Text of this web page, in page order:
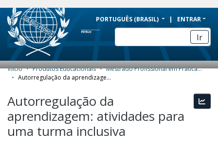
BRAZIL
Simplifique!
Comunica BR
Participe
Acesso à informação
Canais
PORTUGUÊS (BRASIL) ENTRAR
Ir
COMUNIDADES E COLEÇÕES
NAVEGAR
ESTATÍSTICAS
SOBRE
Início Produtos Educacionais
Mestrado Profissional em Práticas de Educação Básica (MPPEB) - Produtos Educacionais
Autorregulação da aprendizagem: atividades para uma turma inclusiva
Autorregulação da
aprendizagem: atividades para
uma turma inclusiva